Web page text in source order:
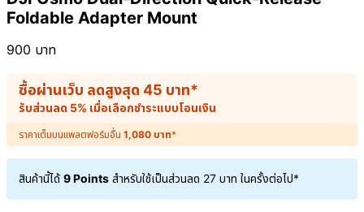
Foldable Adapter Mount
900 บาท
ซื้อผ่านเว็บ ลดสูงสุด 45 บาท*
รับส่วนลด 5% เมื่อเลือกชำระแบบโอนเงิน
ราคาเต็มบนแพลตฟอร์มอื่น 1,080 บาท*
สินค้านี้ได้ 9 Points สำหรับใช้เป็นส่วนลด 27 บาท ในครั้งต่อไป*